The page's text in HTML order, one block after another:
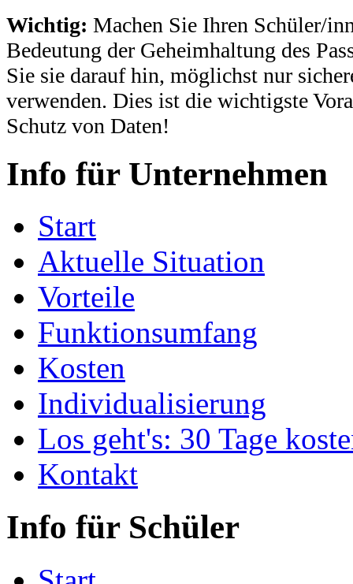
Wichtig: Machen Sie Ihren Schüler/
Bedeutung der Geheimhaltung des
Sie sie darauf hin, möglichst nur
verwenden. Dies ist die wichtigste
Schutz von Daten!
Info für Unternehmen
Start
Aktuelle Situation
Vorteile
Funktionsumfang
Kosten
Individualisierung
Los geht's: 30 Tage
Kontakt
Info für Schüler